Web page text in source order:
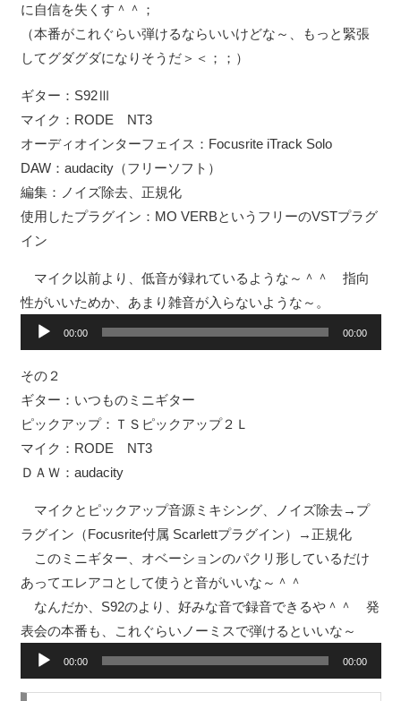
に自信を失くす＾＾；
（本番がこれぐらい弾けるならいいけどな～、もっと緊張
してグダグダになりそうだ＞＜；；）
ギター：S92Ⅲ
マイク：RODE NT3
オーディオインターフェイス：Focusrite iTrack Solo
DAW：audacity（フリーソフト）
編集：ノイズ除去、正規化
使用したプラグイン：MO VERBというフリーのVSTプラグ
イン
マイク以前より、低音が録れているような～＾＾ 指向
性がいいためか、あまり雑音が入らないような～。
声
プ
レ
ー
ヤ
ー
00:00 00:00
その２
ギター：いつものミニギター
ピックアップ：ＴＳピックアップ２Ｌ
マイク：RODE NT3
ＤＡＷ：audacity
マイクとピックアップ音源ミキシング、ノイズ除去→プ
ラグイン（Focusrite付属 Scarlettプラグイン）→正規化
このミニギター、オベーションのパクリ形しているだけ
あってエレアコとして使うと音がいいな～＾＾
なんだか、S92のより、好みな音で録音できるや＾＾ 発
表会の本番も、これぐらいノーミスで弾けるといいな～
声
00:00 00:00